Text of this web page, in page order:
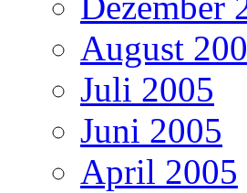
August
Juli 2005
Juni 2005
April 2005